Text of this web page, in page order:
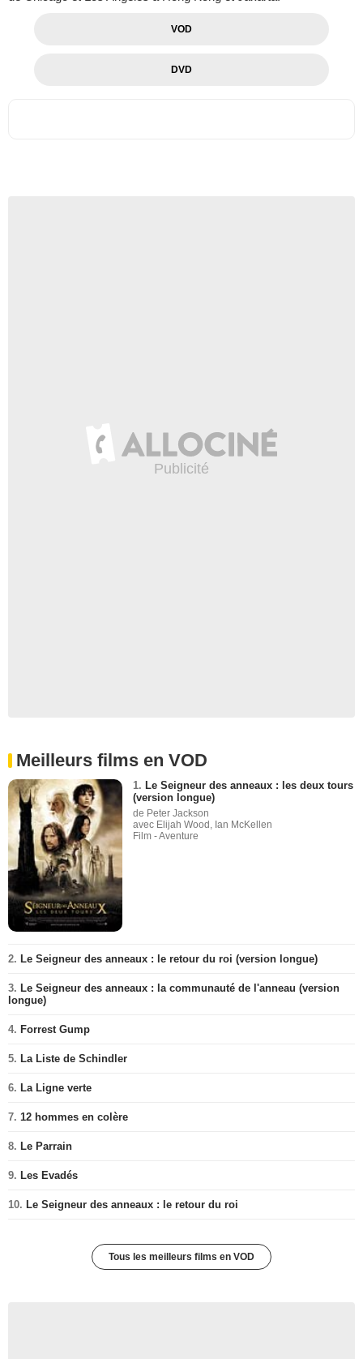
VOD
DVD
Meilleurs films en VOD
1. Le Seigneur des anneaux : les deux tours
(version longue)
de Peter Jackson
avec Elijah Wood, Ian McKellen
Film - Aventure
2. Le Seigneur des anneaux : le retour du roi (version longue)
3. Le Seigneur des anneaux : la communauté de l'anneau (version
longue)
4. Forrest Gump
5. La Liste de Schindler
6. La Ligne verte
7. 12 hommes en colère
8. Le Parrain
9. Les Evadés
10. Le Seigneur des anneaux : le retour du roi
Tous les meilleurs films en VOD